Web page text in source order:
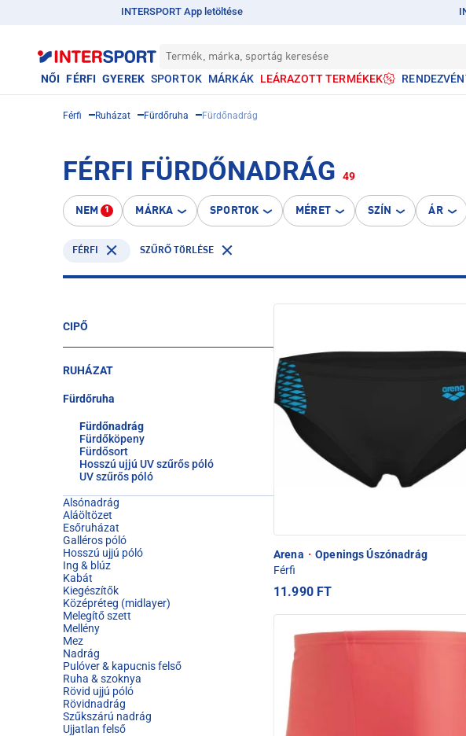
INTERSPORT App letöltése
Termék, márka, sportág keresése
NŐI FÉRFI GYEREK SPORTOK MÁRKÁK LEÁRAZOTT TERMÉKEK
Férfi Ruházat Fürdőruha Fürdőnadrág
FÉRFI FÜRDŐNADRÁG 49
NEM 1 MÁRKA SPORTOK MÉRET SZÍN ÁR
FÉRFI SZŰRŐ TÖRLÉSE
CIPŐ
RUHÁZAT
Fürdőruha
Fürdőnadrág
Fürdőköpeny
Fürdősort
Hosszú ujjú UV szűrős póló
UV szűrős póló
Alsónadrág
Aláöltözet
Esőruházat
Galléros póló
Hosszú ujjú póló
Ing & blúz
Kabát
Kiegészítők
Középréteg (midlayer)
Melegítő szett
Mellény
Mez
Nadrág
Pulóver & kapucnis felső
Ruha & szoknya
Rövid ujjú póló
Rövidnadrág
Szűkszárú nadrág
Ujjatlan felső
Arena · Openings Úszónadrág
Férfi
11.990 FT